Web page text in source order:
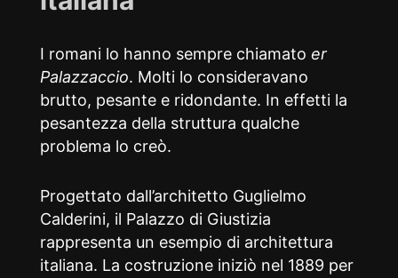
I romani lo hanno sempre chiamato er
Palazzaccio. Molti lo consideravano
brutto, pesante e ridondante. In effetti la
pesantezza della struttura qualche
problema lo creò.
Progettato dall’architetto Guglielmo
Calderini, il Palazzo di Giustizia
rappresenta un esempio di architettura
italiana. La costruzione iniziò nel 1889 per